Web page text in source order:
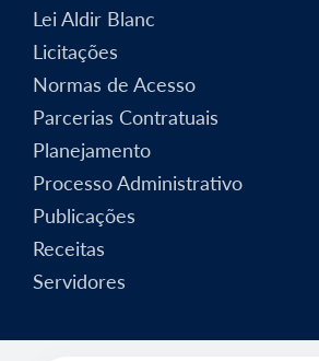
Lei Aldir Blanc
Licitações
Normas de Acesso
Parcerias Contratuais
Planejamento
Processo Administrativo
Publicações
Receitas
Servidores